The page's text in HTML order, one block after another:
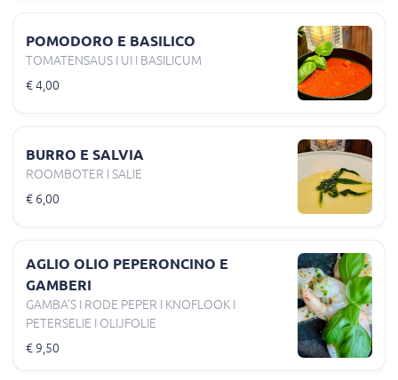
POMODORO E BASILICO
TOMATENSAUS I UI I BASILICUM
€ 4,00
BURRO E SALVIA
ROOMBOTER I SALIE
€ 6,00
AGLIO OLIO PEPERONCINO E
GAMBERI
GAMBA'S I RODE PEPER I KNOFLOOK I
PETERSELIE I OLIJFOLIE
€ 9,50